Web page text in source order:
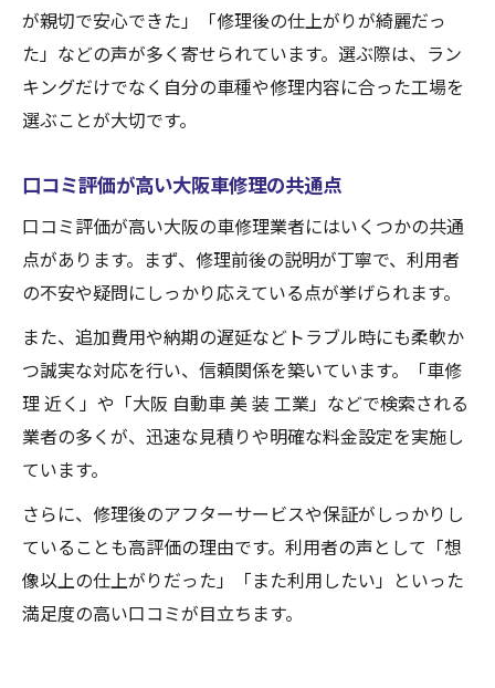
が親切で安心できた」「修理後の仕上がりが綺麗だっ
た」などの声が多く寄せられています。選ぶ際は、ラン
キングだけでなく自分の車種や修理内容に合った工場を
選ぶことが大切です。
口コミ評価が高い大阪車修理の共通点
口コミ評価が高い大阪の車修理業者にはいくつかの共通
点があります。まず、修理前後の説明が丁寧で、利用者
の不安や疑問にしっかり応えている点が挙げられます。
また、追加費用や納期の遅延などトラブル時にも柔軟か
つ誠実な対応を行い、信頼関係を築いています。「車修
理 近く」や「大阪 自動車 美 装 工業」などで検索される
業者の多くが、迅速な見積りや明確な料金設定を実施し
ています。
さらに、修理後のアフターサービスや保証がしっかりし
ていることも高評価の理由です。利用者の声として「想
像以上の仕上がりだった」「また利用したい」といった
満足度の高い口コミが目立ちます。